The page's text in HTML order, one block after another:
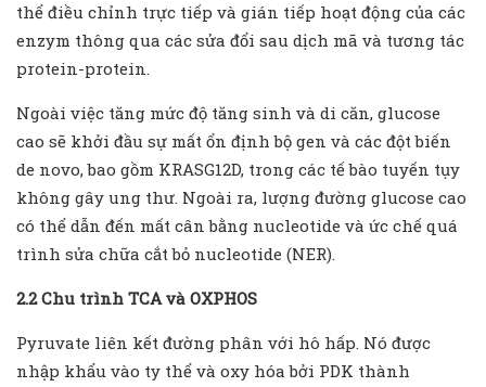
thể điều chỉnh trực tiếp và gián tiếp hoạt động của các
enzym thông qua các sửa đổi sau dịch mã và tương tác
protein-protein.
Ngoài việc tăng mức độ tăng sinh và di căn, glucose
cao sẽ khởi đầu sự mất ổn định bộ gen và các đột biến
de novo, bao gồm KRASG12D, trong các tế bào tuyến tụy
không gây ung thư. Ngoài ra, lượng đường glucose cao
có thể dẫn đến mất cân bằng nucleotide và ức chế quá
trình sửa chữa cắt bỏ nucleotide (NER).
2.2 Chu trình TCA và OXPHOS
Pyruvate liên kết đường phân với hô hấp. Nó được
nhập khẩu vào ty thể và oxy hóa bởi PDK thành